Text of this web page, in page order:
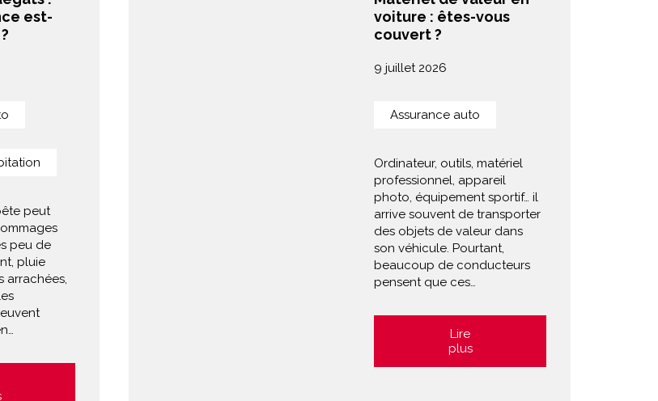
est-
peut
peu de
pluie
arrachées,
voiture : êtes-vous
couvert ?
9 juillet 2026
Assurance auto
Ordinateur, outils, matériel
professionnel, appareil
photo, équipement sportif… il
arrive souvent de transporter
des objets de valeur dans
son véhicule. Pourtant,
beaucoup de conducteurs
pensent que ces…
Lire
plus